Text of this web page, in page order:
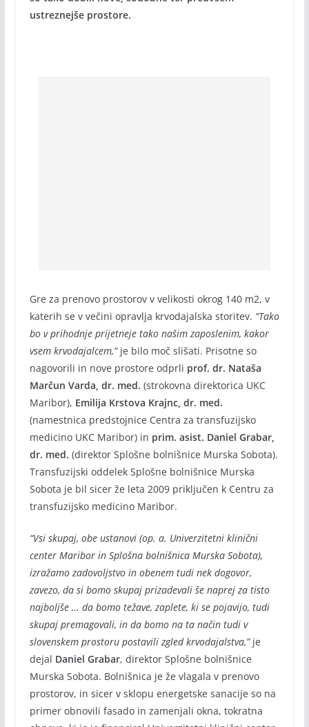
ustreznejše prostore.
Gre za prenovo prostorov v velikosti okrog 140 m2, v
katerih se v večini opravlja krvodajalska storitev. “Tako
bo v prihodnje prijetneje tako našim zaposlenim, kakor
vsem krvodajalcem,”je bilo moč slišati. Prisotne so
nagovorili in nove prostore odprli prof. dr. Nataša
Marčun Varda, dr. med. (strokovna direktorica UKC
Maribor), Emilija Krstova Krajnc, dr. med.
(namestnica predstojnice Centra za transfuzijsko
medicino UKC Maribor) in prim. asist. Daniel Grabar,
dr. med. (direktor Splošne bolnišnice Murska Sobota).
Transfuzijski oddelek Splošne bolnišnice Murska
Sobota je bil sicer že leta 2009 priključen k Centru za
transfuzijsko medicino Maribor.
“Vsi skupaj, obe ustanovi (op. a. Univerzitetni klinični
center Maribor in Splošna bolnišnica Murska Sobota),
izražamo zadovoljstvo in obenem tudi nek dogovor,
zavezo, da si bomo skupaj prizadevali še naprej za tisto
najboljše … da bomo težave, zaplete, ki se pojavijo, tudi
skupaj premagovali, in da bomo na ta način tudi v
slovenskem prostoru postavili zgled krvodajalstva,”je
dejal Daniel Grabar, direktor Splošne bolnišnice
Murska Sobota. Bolnišnica je že vlagala v prenovo
prostorov, in sicer v sklopu energetske sanacije so na
primer obnovili fasado in zamenjali okna, tokratna